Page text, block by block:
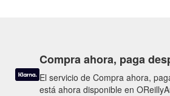
Compra ahora, paga
El servicio de Compra ahora,
está ahora disponible en